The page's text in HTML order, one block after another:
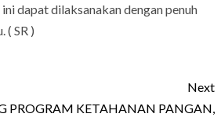
dapat dilaksanakan dengan penuh
SR )
Next
PROGRAM KETAHANAN PANGAN,